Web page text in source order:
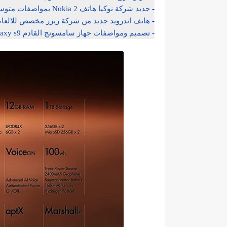
- جديد شركة نوكيا هاتف Nokia 2 بمواصفات متوسطة وسعر منخفض
- هاتف اندرويد جديد من شركة ريزر مخصص
- تصميم ومواصفات جهاز سامسونج القادم galaxy s9 الرائد - تسريب